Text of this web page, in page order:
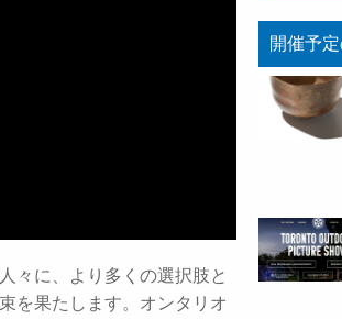
々に、より多くの選択肢と
を果たします。オンタリオ
開催予